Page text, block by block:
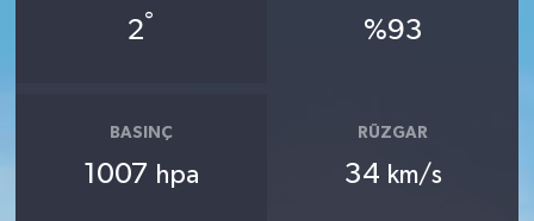
2° %93
BASINÇ
1007 hpa
RÜZGAR
34 km/s